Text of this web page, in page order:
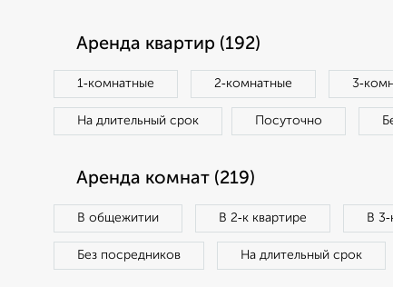
Аренда квартир (192)
1‑комнатные 2‑комнатные
На длительный срок Посуточно
Аренда комнат (219)
В общежитии В 2‑к квартире В
Без посредников На длительный срок